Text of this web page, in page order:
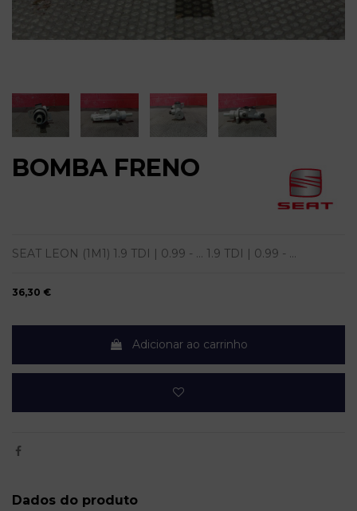
BOMBA FRENO
SEAT LEON (1M1) 1.9 TDI | 0.99 - ... 1.9 TDI | 0.99 - ...
36,30 €
Adicionar ao carrinho
Dados do produto